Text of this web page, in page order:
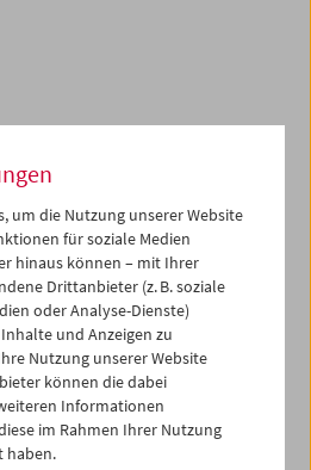
möglich
um die Nutzung unserer Website
für soziale Medien
hinaus können – mit Ihrer
Drittanbieter (z. B. soziale
oder Analyse-Dienste)
und Anzeigen zu
Nutzung unserer Website
können die dabei
Informationen
im Rahmen Ihrer Nutzung
haben.